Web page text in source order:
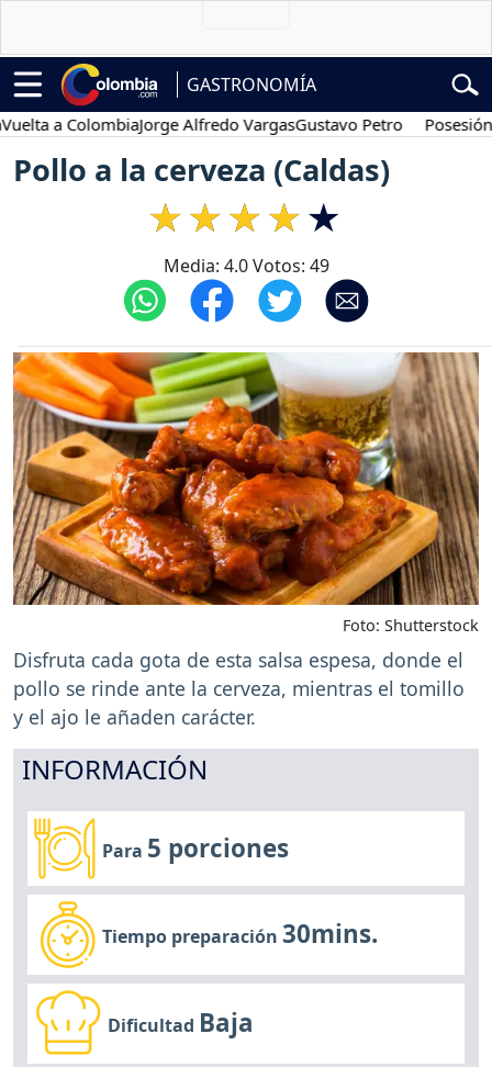
GASTRONOMÍA
ColombiaJorge Alfredo VargasGustavo Petro Posesión
Pollo a la cerveza (Caldas)
Media: 4.0Votos: 49
Foto: Shutterstock
Disfruta cada gota de esta salsa espesa, donde el
pollo se rinde ante la cerveza, mientras el tomillo
y el ajo le añaden carácter.
INFORMACIÓN
Para 5 porciones
Tiempo preparación30mins.
Dificultad Baja